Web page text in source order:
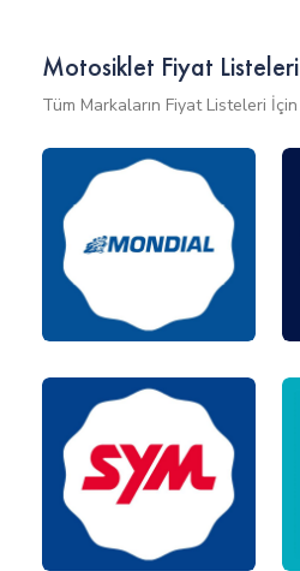
Motosiklet Fiyat Listeleri
Tüm Markaların Fiyat Listeleri İçin